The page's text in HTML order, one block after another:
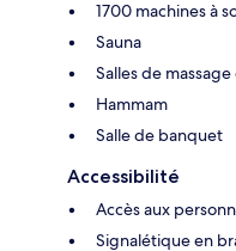
1700 machines à
Sauna
Salles de
Hammam
Salle de banquet
Accessibilité
Accès aux
Signalétique en